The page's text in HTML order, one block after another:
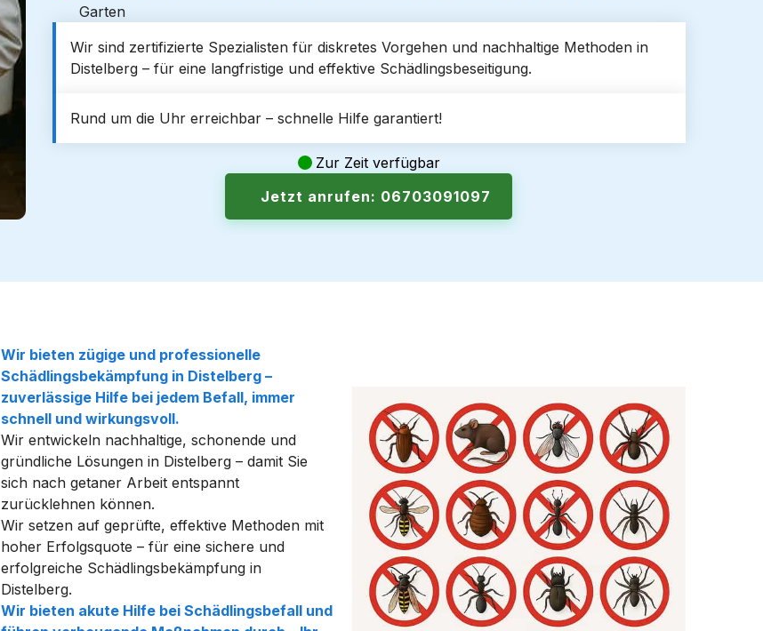
Garten
Wir sind zertifizierte Spezialisten für diskretes Vorgehen und nachhaltige Methoden in
Distelberg – für eine langfristige und effektive Schädlingsbeseitigung.
Rund um die Uhr erreichbar – schnelle Hilfe garantiert!
Zur Zeit verfügbar
Jetzt anrufen: 06703091097
Wir bieten zügige und professionelle
Schädlingsbekämpfung in Distelberg –
zuverlässige Hilfe bei jedem Befall, immer
schnell und wirkungsvoll.
Wir entwickeln nachhaltige, schonende und
gründliche Lösungen in Distelberg – damit Sie
sich nach getaner Arbeit entspannt
zurücklehnen können.
Wir setzen auf geprüfte, effektive Methoden mit
hoher Erfolgsquote – für eine sichere und
erfolgreiche Schädlingsbekämpfung in
Distelberg.
Wir bieten akute Hilfe bei Schädlingsbefall und